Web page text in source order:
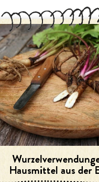
Hausmittel aus der